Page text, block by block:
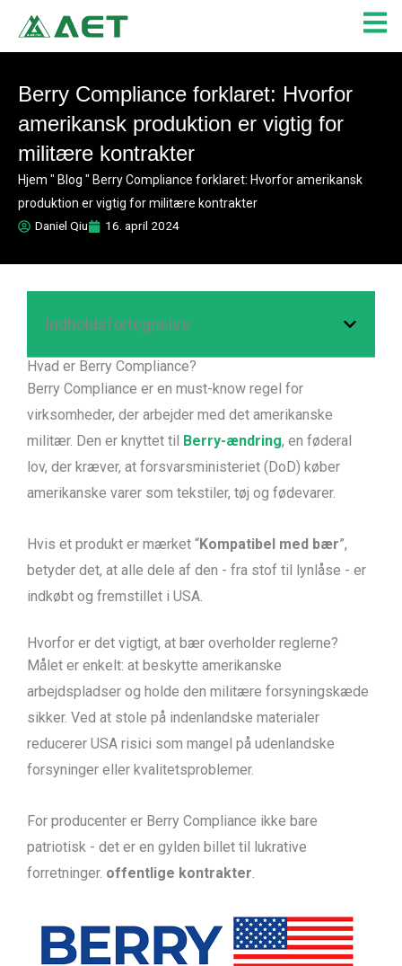
indholdet
Berry Compliance forklaret: Hvorfor
amerikansk produktion er vigtig for
militære kontrakter
Hjem " Blog " Berry Compliance forklaret: Hvorfor amerikansk
produktion er vigtig for militære kontrakter
Daniel Qiu
16. april 2024
Indholdsfortegnelse
Hvad er Berry Compliance?
Berry Compliance er en must-know regel for
virksomheder, der arbejder med det amerikanske
militær. Den er knyttet til Berry-ændring, en føderal
lov, der kræver, at forsvarsministeriet (DoD) køber
amerikanske varer som tekstiler, tøj og fødevarer.
Hvis et produkt er mærket “Kompatibel med bær”,
betyder det, at alle dele af den - fra stof til lynlåse - er
indkøbt og fremstillet i USA.
Hvorfor er det vigtigt, at bær overholder reglerne?
Målet er enkelt: at beskytte amerikanske
arbejdspladser og holde den militære forsyningskæde
sikker. Ved at stole på indenlandske materialer
reducerer USA risici som mangel på udenlandske
forsyninger eller kvalitetsproblemer.
For producenter er Berry Compliance ikke bare
patriotisk - det er en gylden billet til lukrative
forretninger. offentlige kontrakter.